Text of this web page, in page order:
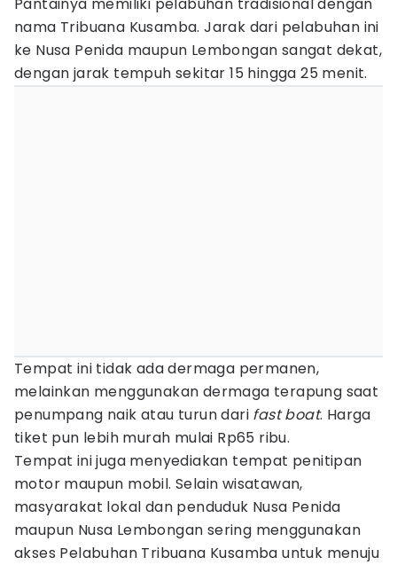
nama Tribuana Kusamba. Jarak dari pelabuhan ini
ke Nusa Penida maupun Lembongan sangat dekat,
dengan jarak tempuh sekitar 15 hingga 25 menit.
Tempat ini tidak ada dermaga permanen,
melainkan menggunakan dermaga terapung saat
penumpang naik atau turun dari fast boat. Harga
tiket pun lebih murah mulai Rp65 ribu.
Tempat ini juga menyediakan tempat penitipan
motor maupun mobil. Selain wisatawan,
masyarakat lokal dan penduduk Nusa Penida
maupun Nusa Lembongan sering menggunakan
akses Pelabuhan Tribuana Kusamba untuk menuju